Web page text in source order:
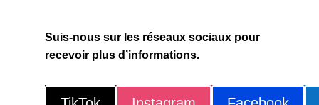
Suis-nous sur les réseaux sociaux pour
recevoir plus d’informations.